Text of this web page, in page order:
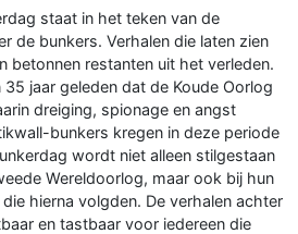
staat in het teken van de
de bunkers. Verhalen die laten zien
betonnen restanten uit het verleden.
jaar geleden dat de Koude Oorlog
dreiging, spionage en angst
bunkers kregen in deze periode
wordt niet alleen stilgestaan
Wereldoorlog, maar ook bij hun
hierna volgden. De verhalen achter
en tastbaar voor iedereen die